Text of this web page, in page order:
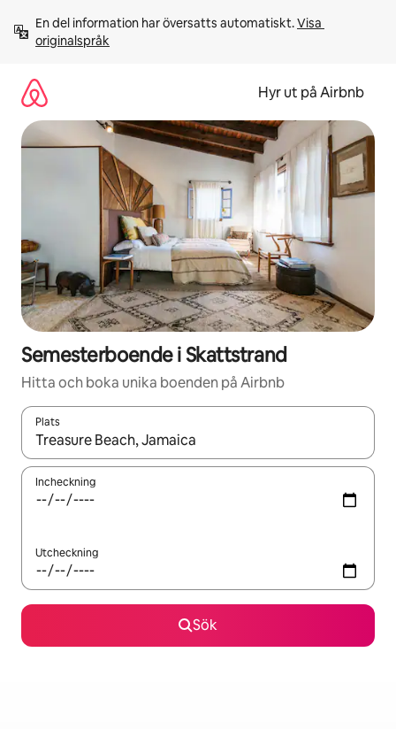
innehåll
En del information har översatts automatiskt. Visa
originalspråk
Hyr ut på Airbnb
Semesterboende i Skattstrand
Hitta och boka unika boenden på Airbnb
Plats
När resultaten är tillgängliga kan du navigera med upp- och
Incheckning
Utcheckning
Sök